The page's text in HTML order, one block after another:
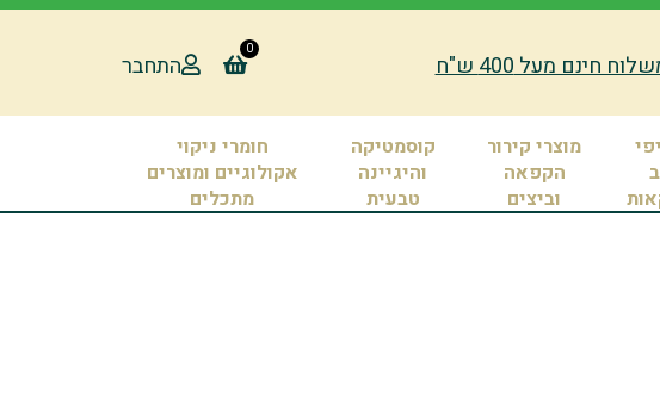
חינם מעל 400 ש"ח
0
התחבר
מוצרי קירור
הקפאה
וביצים
קוסמטיקה
והיגיינה
טבעית
חומרי ניקוי
אקולוגיים ומוצרים
מתכלים